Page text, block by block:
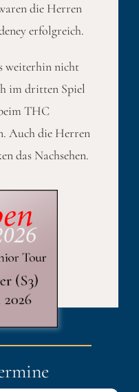
die Herren
erfolgreich.
weiterhin nicht
im dritten Spiel
THC
Auch die Herren
das Nachsehen.